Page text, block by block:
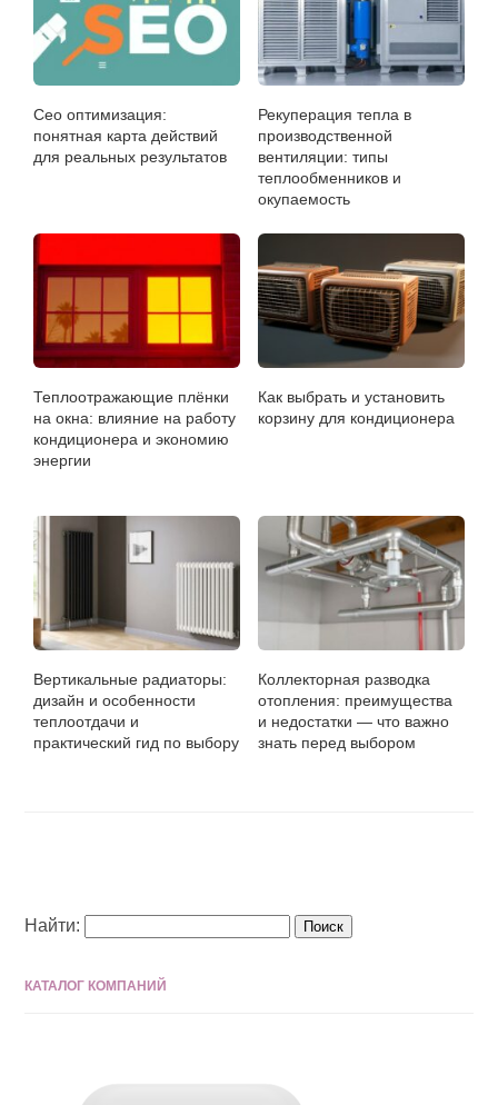
Сео оптимизация:
понятная карта действий
для реальных результатов
Рекуперация тепла в
производственной
вентиляции: типы
теплообменников и
окупаемость
Теплоотражающие плёнки
на окна: влияние на работу
кондиционера и экономию
энергии
Как выбрать и установить
корзину для кондиционера
Вертикальные радиаторы:
дизайн и особенности
теплоотдачи и
практический гид по выбору
Коллекторная разводка
отопления: преимущества
и недостатки — что важно
знать перед выбором
Найти:
КАТАЛОГ КОМПАНИЙ